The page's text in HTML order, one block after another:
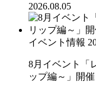
2026.08.05
イベント情報
8月イベント「
ップ編～」開